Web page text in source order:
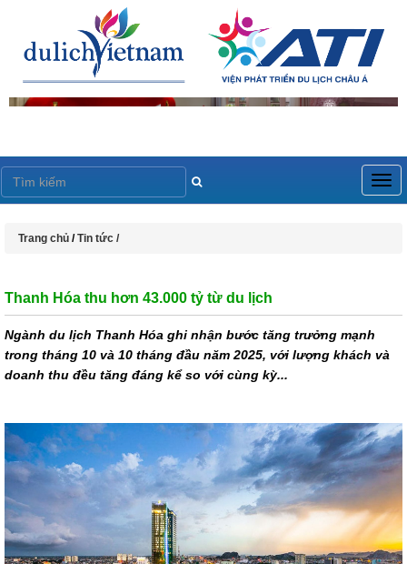
Trang chủ /Tin tức /
Thanh Hóa thu hơn 43.000 tỷ từ du lịch
Ngành du lịch Thanh Hóa ghi nhận bước tăng trưởng mạnh
trong tháng 10 và 10 tháng đầu năm 2025, với lượng khách và
doanh thu đều tăng đáng kể so với cùng kỳ...